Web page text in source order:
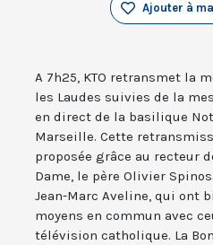
Ajouter à
A 7h25, KTO retransmet la
les Laudes suivies de la
en direct de la basilique
Marseille. Cette
proposée grâce au recteur
Dame, le père Olivier
Jean-Marc Aveline, qui ont
moyens en commun avec
télévision catholique. La